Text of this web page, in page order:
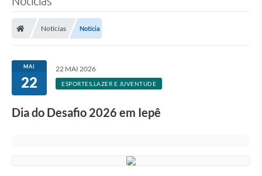
Serviços Públicos
Carta de Serviços
Notícias Notícia
MAI
22
22 MAI 2026
ESPORTES,LAZER E JUVENTUDE
Dia do Desafio 2026 em Iepê